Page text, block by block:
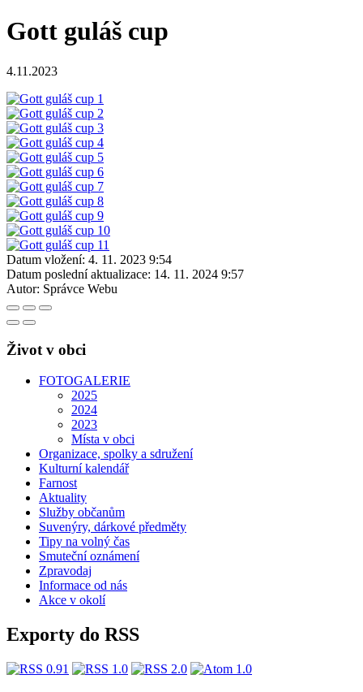
Gott guláš cup
4.11.2023
Datum vložení: 4. 11. 2023 9:54
Datum poslední aktualizace: 14. 11. 2024 9:57
Autor: Správce Webu
Život v obci
FOTOGALERIE
2025
2024
2023
Místa v obci
Organizace, spolky a sdružení
Kulturní kalendář
Farnost
Aktuality
Služby občanům
Suvenýry, dárkové předměty
Tipy na volný čas
Smuteční oznámení
Zpravodaj
Informace od nás
Akce v okolí
Exporty do RSS